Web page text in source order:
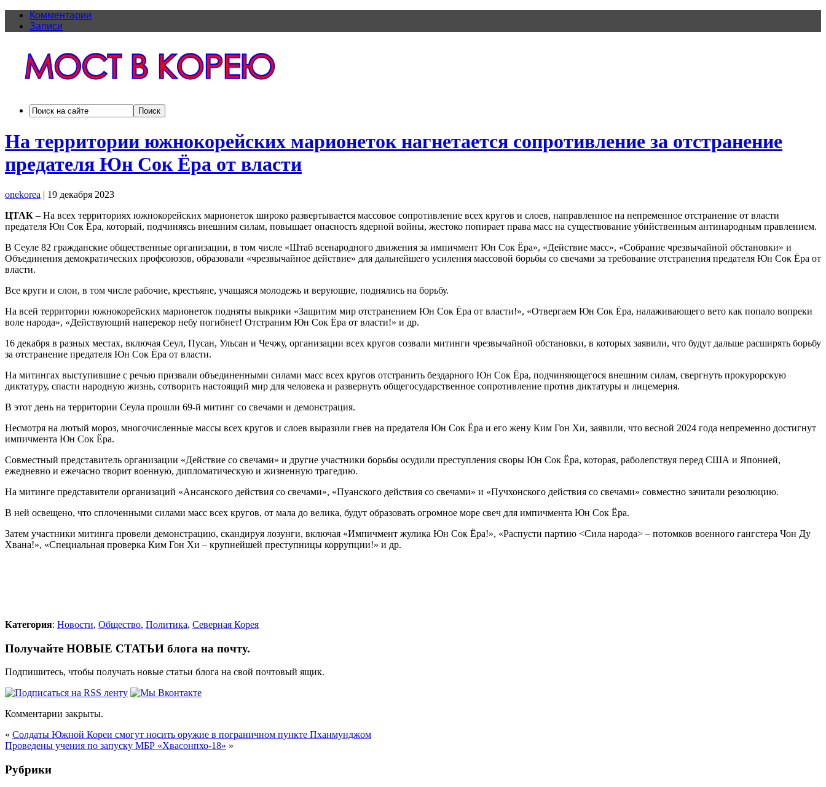
Комментарии
Записи
На территории южнокорейских марионеток нагнетается сопротивление за отстранение
предателя Юн Сок Ёра от власти
onekorea | 19 декабря 2023
ЦТАК – На всех территориях южнокорейских марионеток широко развертывается массовое сопротивление всех кругов и слоев, направленное на непременное отстранение от власти
предателя Юн Сок Ёра, который, подчиняясь внешним силам, повышает опасность ядерной войны, жестоко попирает права масс на существование убийственным антинародным правлением.
В Сеуле 82 гражданские общественные организации, в том числе «Штаб всенародного движения за импичмент Юн Сок Ёра», «Действие масс», «Собрание чрезвычайной обстановки» и
Объединения демократических профсоюзов, образовали «чрезвычайное действие» для дальнейшего усиления массовой борьбы со свечами за требование отстранения предателя Юн Сок Ёра от
власти.
Все круги и слои, в том числе рабочие, крестьяне, учащаяся молодежь и верующие, поднялись на борьбу.
На всей территории южнокорейских марионеток подняты выкрики «Защитим мир отстранением Юн Сок Ёра от власти!», «Отвергаем Юн Сок Ёра, налаживающего вето как попало вопреки
воле народа», «Действующий наперекор небу погибнет! Отстраним Юн Сок Ёра от власти!» и др.
16 декабря в разных местах, включая Сеул, Пусан, Ульсан и Чечжу, организации всех кругов созвали митинги чрезвычайной обстановки, в которых заявили, что будут дальше расширять борьбу
за отстранение предателя Юн Сок Ёра от власти.
На митингах выступившие с речью призвали объединенными силами масс всех кругов отстранить бездарного Юн Сок Ёра, подчиняющегося внешним силам, свергнуть прокурорскую
диктатуру, спасти народную жизнь, сотворить настоящий мир для человека и развернуть общегосударственное сопротивление против диктатуры и лицемерия.
В этот день на территории Сеула прошли 69-й митинг со свечами и демонстрация.
Несмотря на лютый мороз, многочисленные массы всех кругов и слоев выразили гнев на предателя Юн Сок Ёра и его жену Ким Гон Хи, заявили, что весной 2024 года непременно достигнут
импичмента Юн Сок Ёра.
Совместный представитель организации «Действие со свечами» и другие участники борьбы осудили преступления своры Юн Сок Ёра, которая, раболепствуя перед США и Японией,
ежедневно и ежечасно творит военную, дипломатическую и жизненную трагедию.
На митинге представители организаций «Ансанского действия со свечами», «Пуанского действия со свечами» и «Пучхонского действия со свечами» совместно зачитали резолюцию.
В ней освещено, что сплоченными силами масс всех кругов, от мала до велика, будут образовать огромное море свеч для импичмента Юн Сок Ёра.
Затем участники митинга провели демонстрацию, скандируя лозунги, включая «Импичмент жулика Юн Сок Ёра!», «Распусти партию <Сила народа> – потомков военного гангстера Чон Ду
Хвана!», «Специальная проверка Ким Гон Хи – крупнейшей преступницы коррупции!» и др.
Категория: Новости, Общество, Политика, Северная Корея
Получайте НОВЫЕ СТАТЬИ блога на почту.
Подпишитесь, чтобы получать новые статьи блога на свой почтовый ящик.
Комментарии закрыты.
« Солдаты Южной Кореи смогут носить оружие в пограничном пункте Пханмунджом
Проведены учения по запуску МБР «Хвасонпхо-18» »
Рубрики